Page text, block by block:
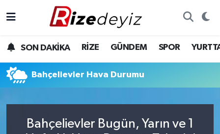
SON DAKİKA RİZE GÜNDEM SPOR
Bahçelievler Hava Durumu
Bahçelievler Bugün, Yarın ve 1
Gündem
Yurttan Haberler
Rize Hava Durumu
Rize Trafik Yoğunluk Haritası